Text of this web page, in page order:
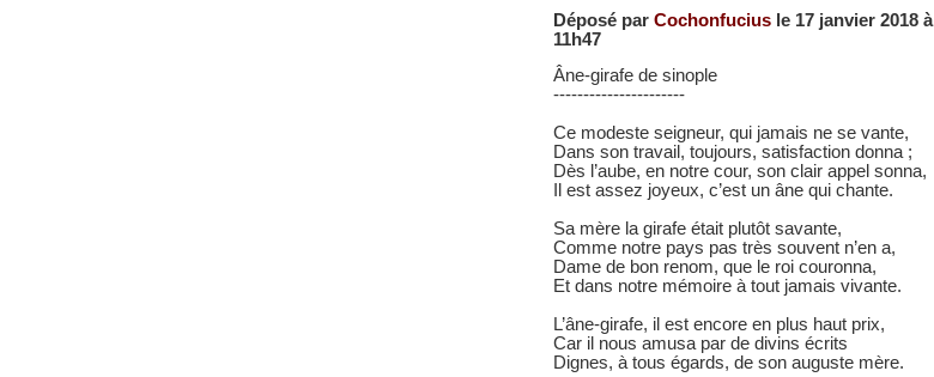
Déposé par Cochonfucius le 17 janvier 2018 à
11h47
Âne-girafe de sinople
----------------------
Ce modeste seigneur, qui jamais ne se vante,
Dans son travail, toujours, satisfaction donna ;
Dès l’aube, en notre cour, son clair appel sonna,
Il est assez joyeux, c’est un âne qui chante.
Sa mère la girafe était plutôt savante,
Comme notre pays pas très souvent n’en a,
Dame de bon renom, que le roi couronna,
Et dans notre mémoire à tout jamais vivante.
L’âne-girafe, il est encore en plus haut prix,
Car il nous amusa par de divins écrits
Dignes, à tous égards, de son auguste mère.